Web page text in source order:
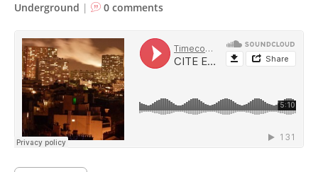
Underground | 0 comments